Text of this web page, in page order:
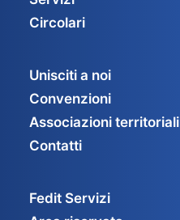
Circolari
Unisciti a noi
Convenzioni
Associazioni territoriali
Contatti
Fedit Servizi